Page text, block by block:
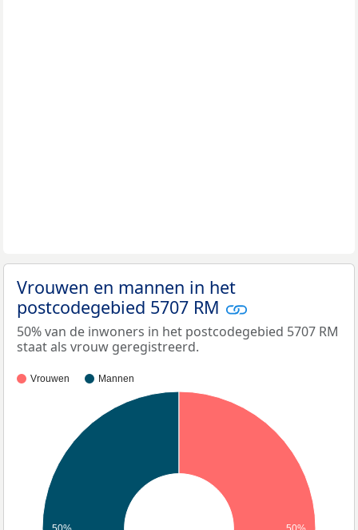
Vrouwen en mannen in het
postcodegebied 5707 RM
50% van de inwoners in het postcodegebied 5707 RM
staat als vrouw geregistreerd.
Vrouwen Mannen